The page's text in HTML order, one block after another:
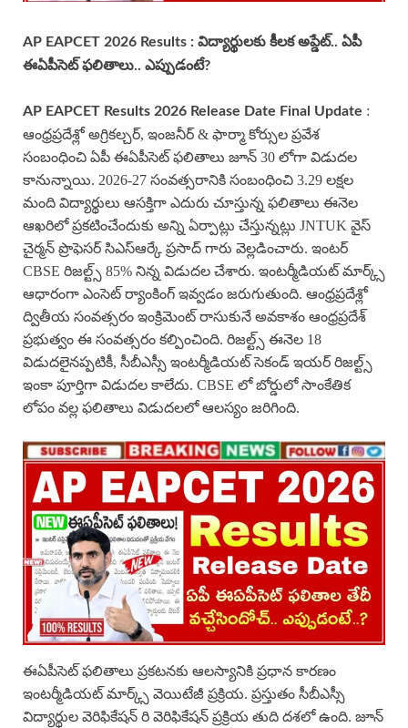
AP EAPCET 2026 Results : విద్యార్థులకు కీలక అప్డేట్.. ఏపీ
ఈఏపీసెట్ ఫలితాలు.. ఎప్పుడంటే?
AP EAPCET Results 2026 Release Date Final Update :
ఆంధ్రప్రదేశ్లో అగ్రికల్చర్, ఇంజనీర్ & ఫార్మా కోర్సుల ప్రవేశ
సంబంధించి ఏపీ ఈఏపీసెట్ ఫలితాలు జూన్ 30 లోగా విడుదల
కానున్నాయి. 2026-27 సంవత్సరానికి సంబంధించి 3.29 లక్షల
మంది విద్యార్థులు ఆసక్తిగా ఎదురు చూస్తున్న ఫలితాలు ఈనెల
ఆఖరిలో ప్రకటించేందుకు అన్ని ఏర్పాట్లు చేస్తున్నట్లు JNTUK వైస్
చైర్మన్ ప్రొఫెసర్ సిఎస్ఆర్కే ప్రసాద్ గారు వెల్లడించారు. ఇంటర్
CBSE రిజల్ట్స్ 85% నిన్న విడుదల చేశారు. ఇంటర్మీడియట్ మార్క్స్
ఆధారంగా ఎంసెట్ ర్యాంకింగ్ ఇవ్వడం జరుగుతుంది. ఆంధ్రప్రదేశ్లో
ద్వితీయ సంవత్సరం ఇంక్రిమెంట్ రాసుకునే అవకాశం ఆంధ్రప్రదేశ్
ప్రభుత్వం ఈ సంవత్సరం కల్పించింది. రిజల్ట్స్ ఈనెల 18
విడుదలైనప్పటికీ, సీబీఎస్సీ ఇంటర్మీడియట్ సెకండ్ ఇయర్ రిజల్ట్స్
ఇంకా పూర్తిగా విడుదల కాలేదు. CBSE లో బోర్డులో సాంకేతిక
లోపం వల్ల ఫలితాలు విడుదలలో ఆలస్యం జరిగింది.
ఈఏపీసెట్ ఫలితాలు ప్రకటనకు ఆలస్యానికి ప్రధాన కారణం
ఇంటర్మీడియట్ మార్క్స్ వెయిటేజీ ప్రక్రియ. ప్రస్తుతం సీబీఎస్సీ
విద్యార్థుల వెరిఫికేషన్ రి వెరిఫికేషన్ ప్రక్రియ తుది దశలో ఉంది. జూన్